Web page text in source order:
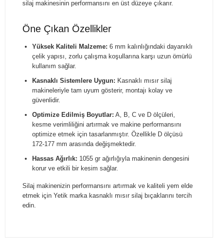
silaj makinesinin performansını en üst düzeye çıkarır.
Öne Çıkan Özellikler
Yüksek Kaliteli Malzeme: 6 mm kalınlığındaki dayanıklı
çelik yapısı, zorlu çalışma koşullarına karşı uzun ömürlü
kullanım sağlar.
Kasnaklı Sistemlere Uygun: Kasnaklı mısır silaj
makineleriyle tam uyum gösterir, montajı kolay ve
güvenlidir.
Optimize Edilmiş Boyutlar: A, B, C ve D ölçüleri,
kesme verimliliğini artırmak ve makine performansını
optimize etmek için tasarlanmıştır. Özellikle D ölçüsü
172-177 mm arasında değişmektedir.
Hassas Ağırlık: 1055 gr ağırlığıyla makinenin dengesini
korur ve etkili bir kesim sağlar.
Silaj makinenizin performansını artırmak ve kaliteli yem elde
etmek için Yetik marka kasnaklı mısır silaj bıçaklarını tercih
edin.